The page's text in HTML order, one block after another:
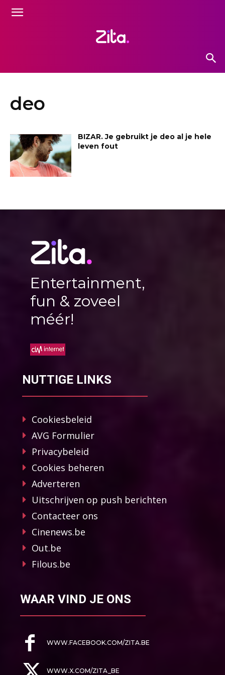
deo
BIZAR. Je gebruikt je deo al je hele
leven fout
Entertainment,
fun & zoveel
méér!
NUTTIGE LINKS
Cookiesbeleid
AVG Formulier
Privacybeleid
Cookies beheren
Adverteren
Uitschrijven op push berichten
Contacteer ons
Cinenews.be
Out.be
Filous.be
WAAR VIND JE ONS
WWW.FACEBOOK.COM/ZITA.BE
WWW.X.COM/ZITA_BE